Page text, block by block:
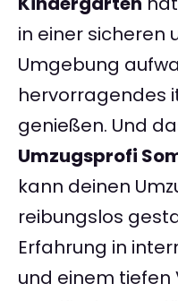
in einer sicheren
Umgebung
hervorragendes
genießen. Und
Umzugsprofi
kann deinen
reibungslos
Erfahrung in
und einem tiefen